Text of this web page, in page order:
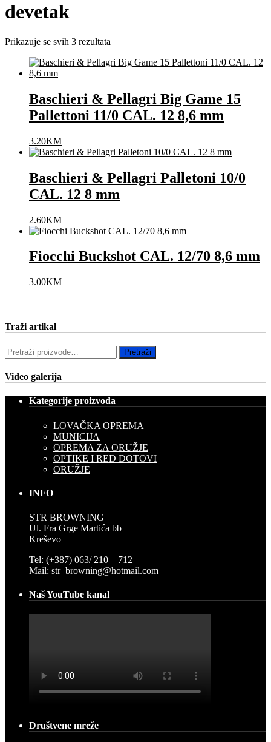
devetak
Prikazuje se svih 3 rezultata
Baschieri & Pellagri Big Game 15
Pallettoni 11/0 CAL. 12 8,6 mm
3.20KM
Baschieri & Pellagri Palletoni 10/0
CAL. 12 8 mm
2.60KM
Fiocchi Buckshot CAL. 12/70 8,6 mm
3.00KM
Traži artikal
Pretraži: Pretraži
Video galerija
Kategorije proizvoda
LOVAČKA OPREMA
MUNICIJA
OPREMA ZA ORUŽJE
OPTIKE I RED DOTOVI
ORUŽJE
INFO
STR BROWNING
Ul. Fra Grge Martića bb
Kreševo
Tel: (+387) 063/ 210 – 712
Mail: str_browning@hotmail.com
Naš YouTube kanal
Društvene mreže